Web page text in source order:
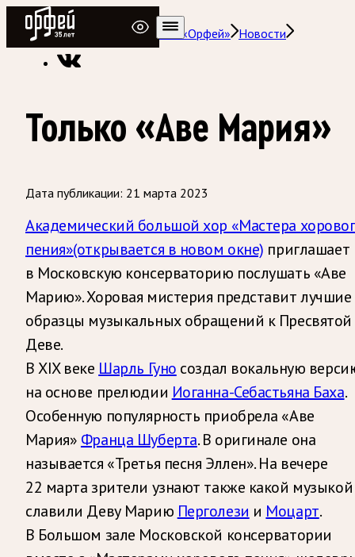
Радио Орфей
Радио классической музыки «Орфей» Новости
Только «Аве Мария»
Дата публикации: 21 марта 2023
Академический большой хор «Мастера
пения»(открывается в новом окне) приглашает
в Московскую консерваторию послушать «Аве
Марию». Хоровая мистерия представит лучшие
образцы музыкальных обращений к Пресвятой
Деве.
В XIX веке Шарль Гуно создал вокальную
на основе прелюдии Иоганна-Себастьяна Баха.
Особенную популярность приобрела «Аве
Мария» Франца Шуберта. В оригинале она
называется «Третья песня Эллен». На вечере
22 марта зрители узнают также какой музыкой
славили Деву Марию Перголези и Моцарт.
В Большом зале Московской консерватории